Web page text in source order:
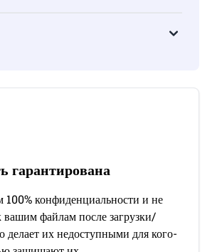
гарантирована
конфиденциальности и не
вашим файлам после загрузки/
делает их недоступными для кого-